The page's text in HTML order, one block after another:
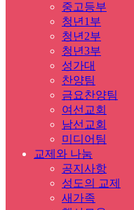
중고등부
청년1부
청년2부
청년3부
성가대
찬양팀
금요찬양팀
여선교회
남선교회
미디어팀
교제와 나눔
공지사항
성도의 교제
새가족